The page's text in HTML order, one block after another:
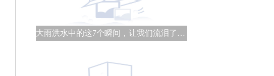
大雨洪水中的这7个瞬间，让我们流泪了……